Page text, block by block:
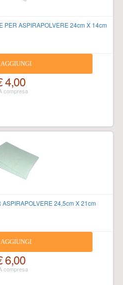
PER ASPIRAPOLVERE 24cm X 14cm
AGGIUNGI
4,00
24,5cm X 21cm
AGGIUNGI
6,00